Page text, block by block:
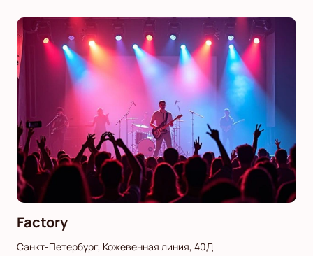
Factory
Санкт-Петербург, Кожевенная линия, 40Д